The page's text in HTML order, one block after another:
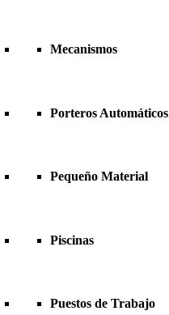
Mecanismos
Porteros Automáticos
Pequeño Material
Piscinas
Puestos de Trabajo